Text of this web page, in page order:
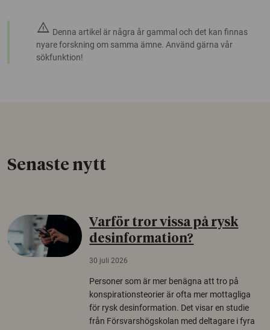
warning Denna artikel är några år gammal och det kan finnas
nyare forskning om samma ämne. Använd gärna vår
sökfunktion!
Senaste nytt
Varför tror vissa på rysk
desinformation?
30 juli 2026
Personer som är mer benägna att tro på
konspirationsteorier är ofta mer mottagliga
för rysk desinformation. Det visar en studie
från Försvarshögskolan med deltagare i fyra